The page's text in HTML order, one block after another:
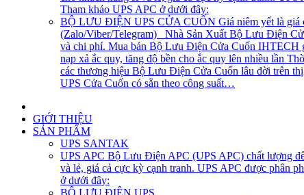
Tham khảo UPS APC ở dưới đây:
BỘ LƯU ĐIỆN UPS CỬA CUỐN Giá niêm yết là giá
(Zalo/Viber/Telegram) Nhà Sản Xuất Bộ Lưu Điện
và chi phí. Mua bán Bộ Lưu Điện Cửa Cuốn IHTECH
nạp xả ắc quy, tăng độ bền cho ắc quy lên nhiều lần
các thương hiệu Bộ Lưu Điện Cửa Cuốn lâu đời trên
UPS Cửa Cuốn có sẵn theo công suất…
GIỚI THIỆU
SẢN PHẨM
UPS SANTAK
UPS APC Bộ Lưu Điện APC (UPS APC) chất lượng
và lẻ, giá cả cực kỳ cạnh tranh. UPS APC được phân
ở dưới đây:
BỘ LƯU ĐIỆN UPS